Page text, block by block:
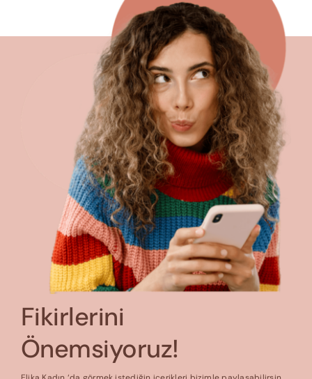
Fikirlerini
Önemsiyoruz!